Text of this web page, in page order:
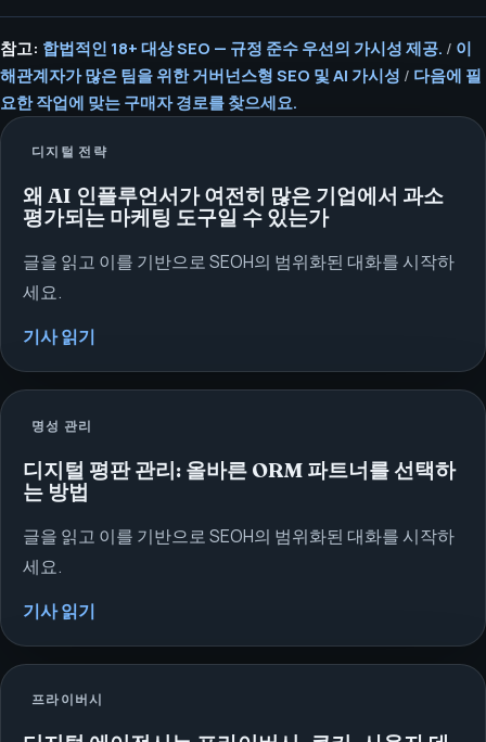
참고: 합법적인 18+ 대상 SEO — 규정 준수 우선의 가시성 제공. / 이
해관계자가 많은 팀을 위한 거버넌스형 SEO 및 AI 가시성 / 다음에 필
요한 작업에 맞는 구매자 경로를 찾으세요.
디지털 전략
왜 AI 인플루언서가 여전히 많은 기업에서 과소
평가되는 마케팅 도구일 수 있는가
글을 읽고 이를 기반으로 SEOH의 범위화된 대화를 시작하
세요.
기사 읽기
명성 관리
디지털 평판 관리: 올바른 ORM 파트너를 선택하
는 방법
글을 읽고 이를 기반으로 SEOH의 범위화된 대화를 시작하
세요.
기사 읽기
프라이버시